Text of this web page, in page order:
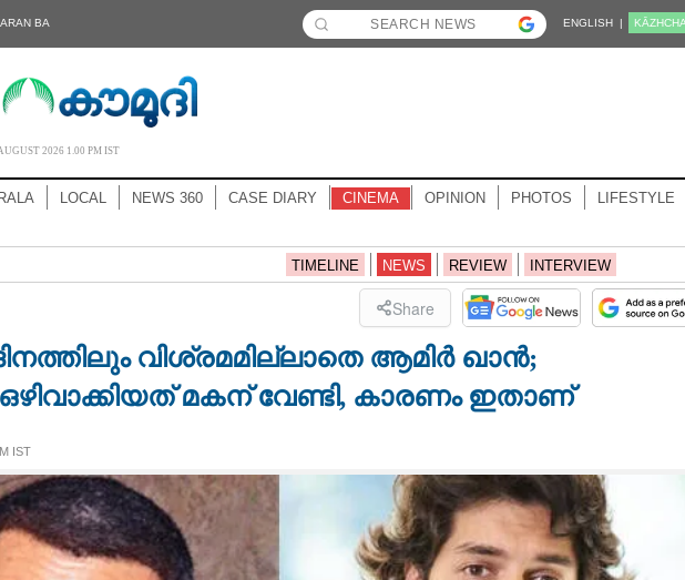
BA ENGLISH | KĀZHCHA
2026 1.00 PM IST
LOCAL NEWS 360 CASE DIARY CINEMA OPINION PHOTOS LIFESTYLE
TIMELINE NEWS REVIEW INTERVIEW
Share
ദിനത്തിലും വിശ്രമമില്ലാതെ ആമിർ ഖാൻ;
മകന് വേണ്ടി, കാരണം ഇതാണ്
IST